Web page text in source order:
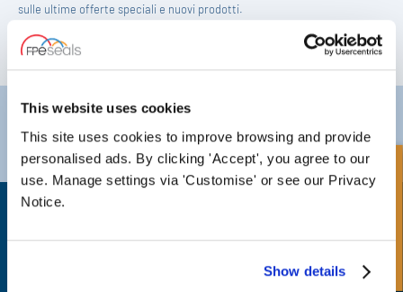
This website uses cookies
This site uses cookies to improve browsing and provide
personalised ads. By clicking 'Accept', you agree to our
use. Manage settings via 'Customise' or see our Privacy
Notice.
Show details
sulle ultime offerte speciali e nuovi prodotti.
ISCRIVITI
Darlington
Telefono:+44 (0) 1325 282732
Email:sales@fpeseals.com
Telefono: +44 (0) 1302727252
Email:
Richiesta Veloce